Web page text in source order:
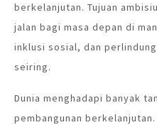
berkelanjutan. Tujuan
jalan bagi masa depan di
inklusi sosial, dan
seiring.
Dunia menghadapi banyak
pembangunan